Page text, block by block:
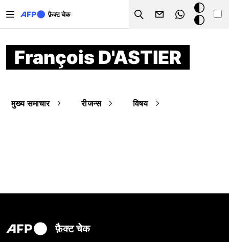
फ़ैक्ट चेक
Search
डार्क
मोड
François D'ASTIER
मुख्य समाचार रीजन्स विषय
फ़ैक्ट चेक